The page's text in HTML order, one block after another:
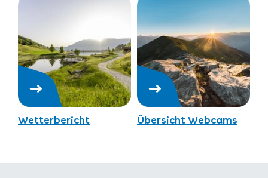
Wetterbericht Übersicht Webcams